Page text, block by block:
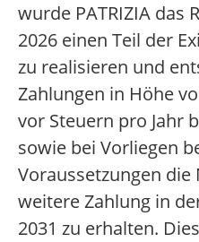
wurde PATRIZIA das
2026 einen Teil der
zu realisieren und
Zahlungen in Höhe
vor Steuern pro Jahr
sowie bei Vorliegen
Voraussetzungen
weitere Zahlung in
2031 zu erhalten.